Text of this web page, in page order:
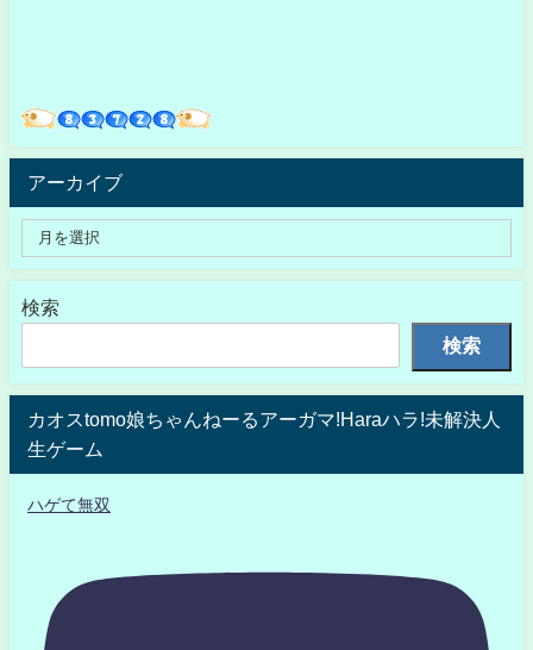
アーカイブ
検索
検索
カオスtomo娘ちゃんねーるアーガマ!Haraハラ!未解決人
生ゲーム
ハゲて無双